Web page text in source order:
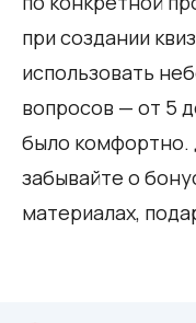
при создании
использовать
вопросов — от 5
было комфортно.
забывайте о
материалах,